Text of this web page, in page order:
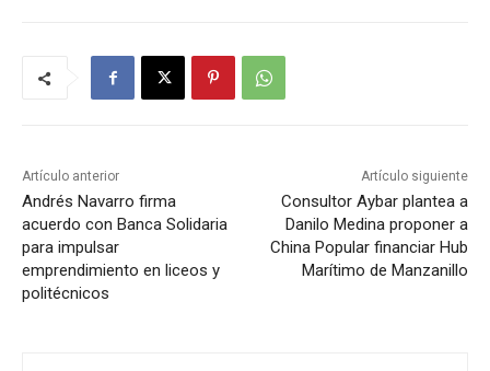
Artículo anterior
Andrés Navarro firma
acuerdo con Banca Solidaria
para impulsar
emprendimiento en liceos y
politécnicos
Artículo siguiente
Consultor Aybar plantea a
Danilo Medina proponer a
China Popular financiar Hub
Marítimo de Manzanillo